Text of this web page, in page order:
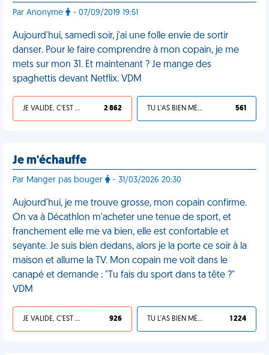
Par Anonyme - 07/09/2019 19:51
Aujourd'hui, samedi soir, j'ai une folle envie de sortir
danser. Pour le faire comprendre à mon copain, je me
mets sur mon 31. Et maintenant ? Je mange des
spaghettis devant Netflix. VDM
JE VALIDE, C'EST UNE VDM 2 862 TU L'AS BIEN MÉRITÉ 561
Je m'échauffe
Par Manger pas bouger - 31/03/2026 20:30
Aujourd'hui, je me trouve grosse, mon copain confirme.
On va à Décathlon m'acheter une tenue de sport, et
franchement elle me va bien, elle est confortable et
seyante. Je suis bien dedans, alors je la porte ce soir à la
maison et allume la TV. Mon copain me voit dans le
canapé et demande : "Tu fais du sport dans ta tête ?"
VDM
JE VALIDE, C'EST UNE VDM 926 TU L'AS BIEN MÉRITÉ 1 224